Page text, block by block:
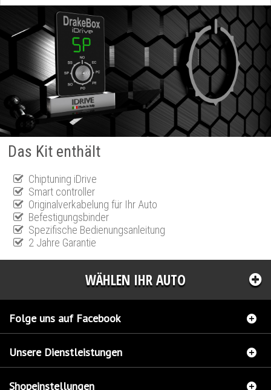
Das Kit enthält
Chiptuning iDrive
Smart controller
Originalverkabelung für Ihr Auto
Befestigungsbinder
Spezifische Bedienungsanleitung
2 Jahre Garantie
WÄHLEN IHR AUTO
Folge uns auf Facebook
Unsere Dienstleistungen
Shopeinstellungen